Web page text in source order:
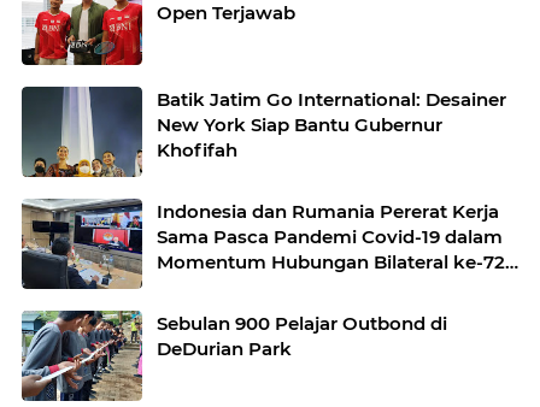
Open Terjawab
Batik Jatim Go International: Desainer
New York Siap Bantu Gubernur
Khofifah
Indonesia dan Rumania Pererat Kerja
Sama Pasca Pandemi Covid-19 dalam
Momentum Hubungan Bilateral ke-72
Sebulan 900 Pelajar Outbond di
DeDurian Park